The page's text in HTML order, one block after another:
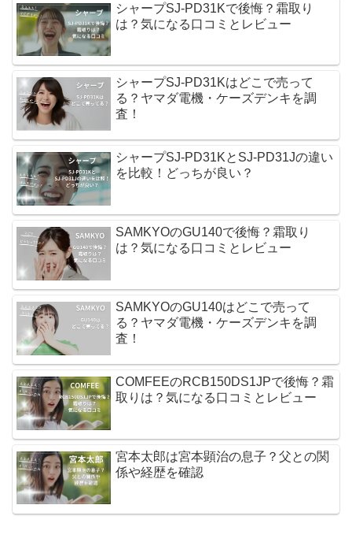
シャープSJ-PD31Kで後悔？霜取り
は？気になる口コミとレビュー
シャープSJ-PD31Kはどこで売って
る？ヤマダ電機・ケーズデンキを調
査！
シャープSJ-PD31KとSJ-PD31Jの違い
を比較！どっちが良い？
SAMKYOのGU140で後悔？霜取り
は？気になる口コミとレビュー
SAMKYOのGU140はどこで売って
る？ヤマダ電機・ケーズデンキを調
査！
COMFEEのRCB150DS1JPで後悔？霜
取りは？気になる口コミとレビュー
宮本太郎は宮本顕治の息子？父との関
係や経歴を確認